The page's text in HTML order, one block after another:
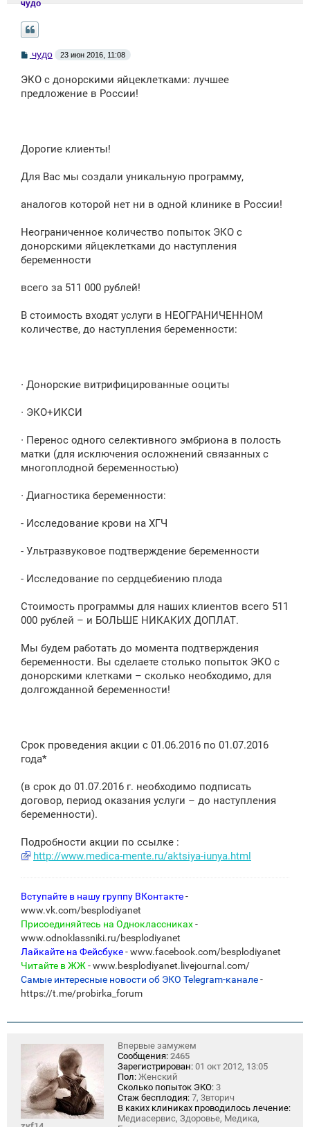
чудо
С
о
б
щ
е
чудо 23 июн 2016, 11:08
ЭКО с донорскими яйцеклетками: лучшее
предложение в России!
Дорогие клиенты!
Для Вас мы создали уникальную программу,
аналогов которой нет ни в одной клинике в России!
Неограниченное количество попыток ЭКО с
донорскими яйцеклетками до наступления
беременности
всего за 511 000 рублей!
В стоимость входят услуги в НЕОГРАНИЧЕННОМ
количестве, до наступления беременности:
∙ Донорские витрифицированные ооциты
∙ ЭКО+ИКСИ
∙ Перенос одного селективного эмбриона в полость
матки (для исключения осложнений связанных с
многоплодной беременностью)
∙ Диагностика беременности:
- Исследование крови на ХГЧ
- Ультразвуковое подтверждение беременности
- Исследование по сердцебиению плода
Стоимость программы для наших клиентов всего 511
000 рублей – и БОЛЬШЕ НИКАКИХ ДОПЛАТ.
Мы будем работать до момента подтверждения
беременности. Вы сделаете столько попыток ЭКО с
донорскими клетками – сколько необходимо, для
долгожданной беременности!
Срок проведения акции с 01.06.2016 по 01.07.2016
года*
(в срок до 01.07.2016 г. необходимо подписать
договор, период оказания услуги – до наступления
беременности).
Подробности акции по ссылке :
http://www.medica-mente.ru/aktsiya-iunya.html
Вступайте в нашу группу ВКонтакте-
www.vk.com/besplodiyanet
Присоединяйтесь на Одноклассниках-
www.odnoklassniki.ru/besplodiyanet
Лайкайте на Фейсбуке- www.facebook.com/besplodiyanet
Читайте в ЖЖ- www.besplodiyanet.livejournal.com/
Самые интересные новости об ЭКО Telegram-канале-
https://t.me/probirka_forum
Впервые замужем
Сообщения: 2465
Зарегистрирован: 01 окт 2012, 13:05
Пол: Женский
Сколько попыток ЭКО: 3
Стаж бесплодия: 7, 3вторич
В каких клиниках проводилось лечение:
Медиасервис, Здоровье, Медика,